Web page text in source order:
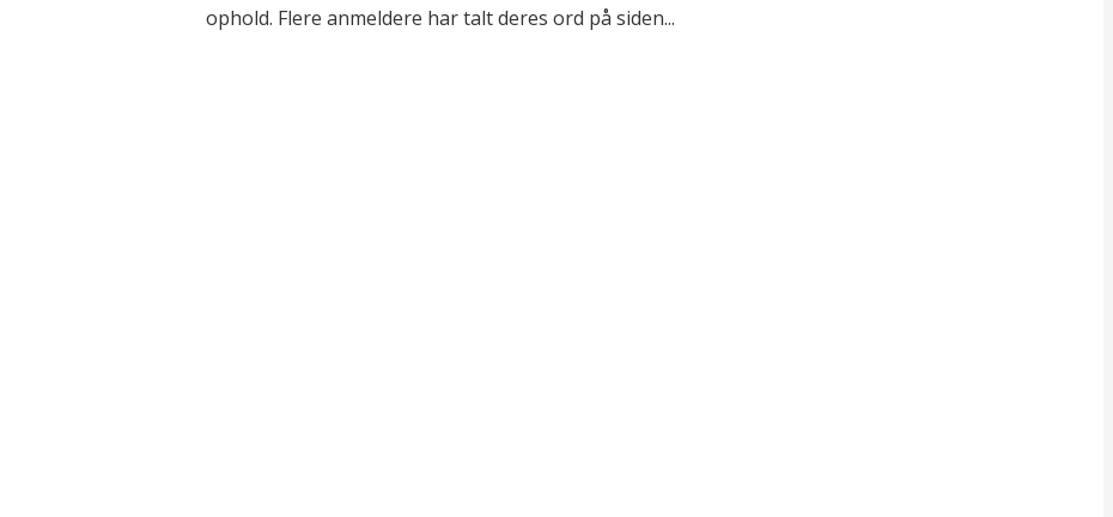
ophold. Flere anmeldere har talt deres ord på siden...